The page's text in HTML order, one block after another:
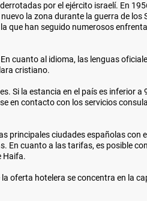
por el ejército israelí. En
la zona durante la guerra de los
que han seguido numerosos
cuanto al idioma, las lenguas
cristiano.
Si la estancia en el país es inferior
contacto con los servicios
principales ciudades españolas con
cuanto a las tarifas, es posible
Haifa.
oferta hotelera se concentra en la